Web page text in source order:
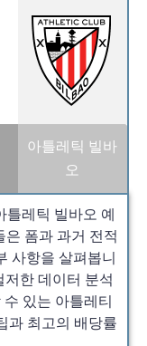
아틀레틱 빌바
오
레틱 빌바오 예
은 폼과 과거 전적
사항을 살펴봅니
저한 데이터 분석
있는 아틀레티
과 최고의 배당률